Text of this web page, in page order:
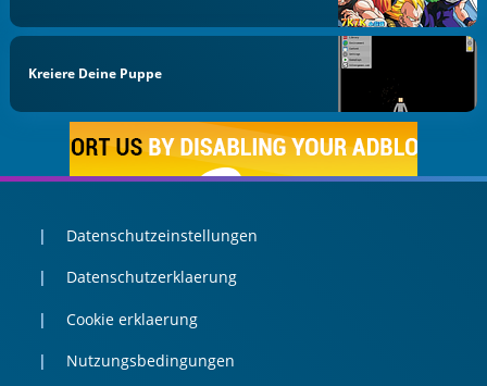
Kreiere Deine Puppe
Datenschutzeinstellungen
Datenschutzerklaerung
Cookie erklaerung
Nutzungsbedingungen